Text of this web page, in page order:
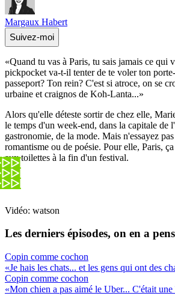
Margaux Habert
Suivez-moi
«Quand tu vas à Paris, tu sais jamais ce qui
pickpocket va-t-il tenter de te voler ton
passeport? Ton rein? C'est si atroce, on se
urbaine et craignos de Koh-Lanta...»
Alors qu'elle déteste sortir de chez elle,
le temps d'un week-end, dans la capitale de
gastronomie, de la mode. Mais n'essayez
romantisme ou de poésie. Pour elle, Paris,
aux toilettes à la fin d'un festival.
Vidéo: watson
Les derniers épisodes, on en a
Copin comme cochon
«Je hais les chats... et les gens qui ont des
Copin comme cochon
«Mon chien a pas aimé le Uber... C'était